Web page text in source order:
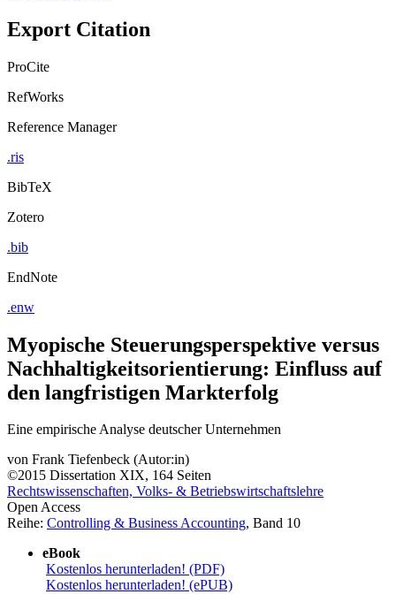
Export Citation
ProCite
RefWorks
Reference Manager
.ris
BibTeX
Zotero
.bib
EndNote
.enw
Myopische Steuerungsperspektive versus
Nachhaltigkeitsorientierung: Einfluss auf
den langfristigen Markterfolg
Eine empirische Analyse deutscher Unternehmen
von Frank Tiefenbeck (Autor:in)
©2015 Dissertation XIX, 164 Seiten
Rechtswissenschaften, Volks- & Betriebswirtschaftslehre
Open Access
Reihe: Controlling & Business Accounting, Band 10
eBook
Kostenlos herunterladen! (PDF)
Kostenlos herunterladen! (ePUB)